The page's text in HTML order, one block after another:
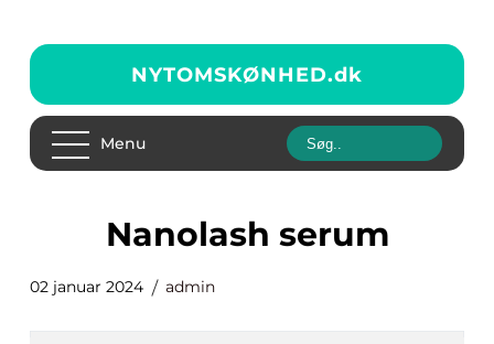
NYTOMSKØNHED.dk
Menu
nanolash serum
02 januar 2024 admin